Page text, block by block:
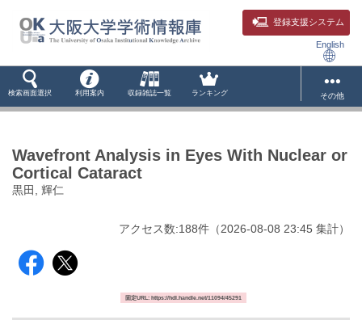
登録支援システム
English
検索画面選択 利用案内 収録雑誌一覧 ランキング その他
Wavefront Analysis in Eyes With Nuclear or
Cortical Cataract
黒田, 輝仁
アクセス数:188件 （2026-08-08 23:45 集計）
固定URL: https://hdl.handle.net/11094/45291